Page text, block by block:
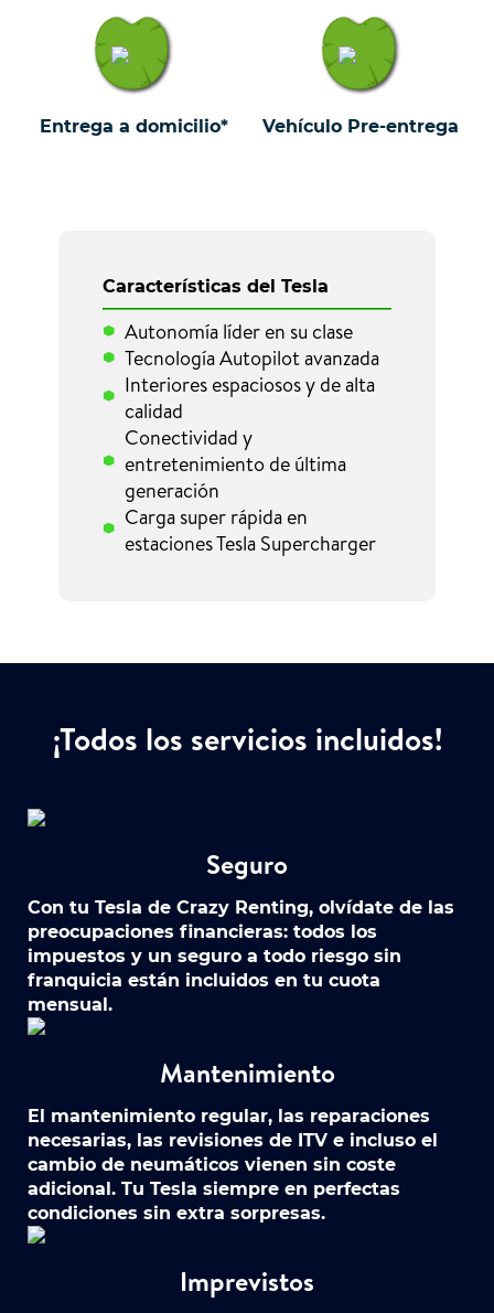
Entrega a domicilio* Vehículo Pre-entrega
Características del Tesla
Autonomía líder en su clase
Tecnología Autopilot avanzada
Interiores espaciosos y de alta
calidad
Conectividad y
entretenimiento de última
generación
Carga super rápida en
estaciones Tesla Supercharger
¡Todos los servicios incluidos!
Seguro
Con tu Tesla de Crazy Renting, olvídate de las
preocupaciones financieras: todos los
impuestos y un seguro a todo riesgo sin
franquicia están incluidos en tu cuota
mensual.
Mantenimiento
El mantenimiento regular, las reparaciones
necesarias, las revisiones de ITV e incluso el
cambio de neumáticos vienen sin coste
adicional. Tu Tesla siempre en perfectas
condiciones sin extra sorpresas.
Imprevistos